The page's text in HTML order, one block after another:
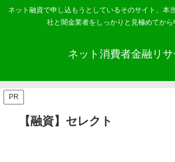
ネット融資で申し込もうとしているそのサイト、本
社と闇金業者をしっかりと見極めてから
ネット消費者金融リ
PR
【融資】セレクト